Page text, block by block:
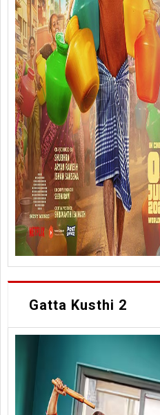
Gatta Kusthi 2